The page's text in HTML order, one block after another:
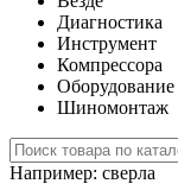
Диагностика
Инструмент
Компрессора
Шиномонтаж
Например: сверла